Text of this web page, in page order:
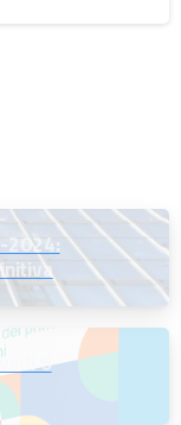
2024:
6